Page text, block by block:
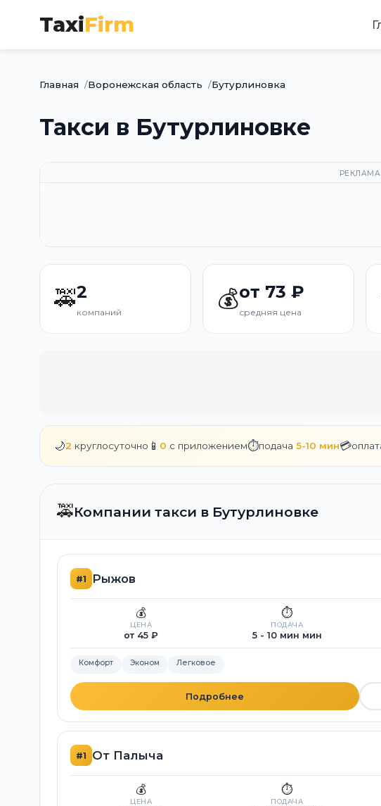
TaxiFirm
Главная Воронежская область Бутурлиновка
Такси в Бутурлиновке
РЕКЛАМА
🚕2
компаний 💰от 73 ₽
средняя цена
🌙2 круглосуточно 📱 0 с приложением⏱️подача 5-10 мин💳
🚕Компании такси в Бутурлиновке
#1 Рыжов
💰
ЦЕНА
от 45 ₽
⏱️
ПОДАЧА
5 - 10 мин мин
Комфорт Эконом Легковое
Подробнее
#1 От Палыча
💰
ЦЕНА
⏱️
ПОДАЧА